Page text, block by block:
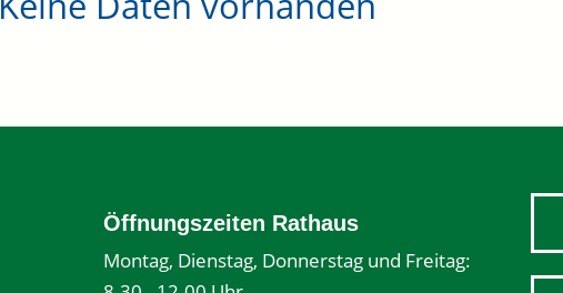
Öffnungszeiten Rathaus
Montag, Dienstag, Donnerstag und Freitag: